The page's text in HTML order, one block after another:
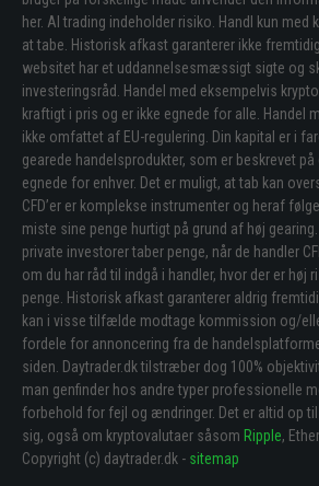
her. Al trading indeholder risiko. Handl kun med
at tabe. Historisk afkast garanterer ikke
websitet har et uddannelsesmæssigt sigte og
investeringsråd. Handel med eksempelvis
kraftigt i pris og er ikke egnede for alle. Handel
ikke omfattet af EU-regulering. Din kapital er i
gearede handelsprodukter, som er beskrevet
egnede for enhver. Det er muligt, at tab kan
CFD’er er komplekse instrumenter og heraf
miste sine penge hurtigt på grund af høj
private investorer taber penge, når de handler
om du har råd til indgå i handler, hvor der er høj
penge. Historisk afkast garanterer aldrig
kan i visse tilfælde modtage kommission og/
fordele for annoncering fra de
siden. Daytrader.dk tilstræber dog 100%
man genfinder hos andre typer professionelle
forbehold for fejl og ændringer. Det er altid op
sig, også om kryptovalutaer såsom Ripple,
Copyright (c) daytrader.dk - sitemap